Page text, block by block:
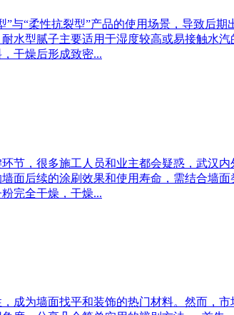
与“柔性抗裂型”产品的使用场景，导致后
水型腻子主要适用于湿度较高或易接触水
干燥后形成致密...
节，很多施工人员和业主都会疑惑，武汉
面后续的涂刷效果和使用寿命，需结合墙
完全干燥，干燥...
成为墙面找平和装饰的热门材料。然而，